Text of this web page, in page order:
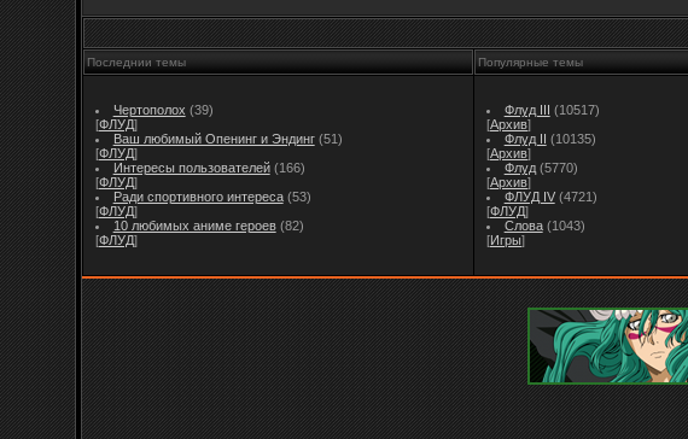
Последнии темы Популярные темы
Чертополох (39)
[ФЛУД]
Ваш любимый Опенинг и Эндинг (51)
[ФЛУД]
Интересы пользователей (166)
[ФЛУД]
Ради спортивного интереса (53)
[ФЛУД]
10 любимых аниме героев (82)
[ФЛУД]
Флуд III (10517)
[Архив]
Флуд II (10135)
[Архив]
Флуд (5770)
[Архив]
ФЛУД IV (4721)
[ФЛУД]
Слова (1043)
[Игры]